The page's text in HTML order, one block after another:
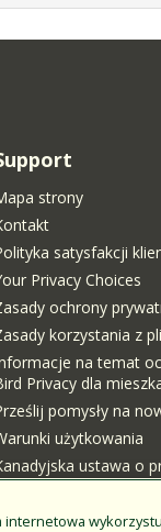
strony
satysfakcji
Privacy Choices
ochrony
korzystania z
na temat
Privacy dla
pomysły na
użytkowania
ustawa o
internetowa